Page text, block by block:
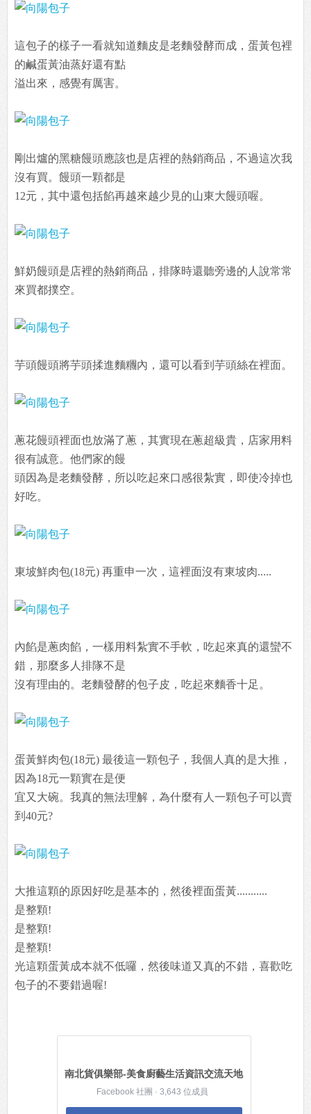
這包子的樣子一看就知道麵皮是老麵發酵而成，蛋黃包裡
的鹹蛋黃油蒸好還有點
溢出來，感覺有厲害。
剛出爐的黑糖饅頭應該也是店裡的熱銷商品，不過這次我
沒有買。饅頭一顆都是
12元，其中還包括餡再越來越少見的山東大饅頭喔。
鮮奶饅頭是店裡的熱銷商品，排隊時還聽旁邊的人說常常
來買都撲空。
芋頭饅頭將芋頭揉進麵糰內，還可以看到芋頭絲在裡面。
蔥花饅頭裡面也放滿了蔥，其實現在蔥超級貴，店家用料
很有誠意。他們家的饅
頭因為是老麵發酵，所以吃起來口感很紮實，即使冷掉也
好吃。
東坡鮮肉包(18元) 再重申一次，這裡面沒有東坡肉.....
內餡是蔥肉餡，一樣用料紮實不手軟，吃起來真的還蠻不
錯，那麼多人排隊不是
沒有理由的。老麵發酵的包子皮，吃起來麵香十足。
蛋黃鮮肉包(18元) 最後這一顆包子，我個人真的是大推，
因為18元一顆實在是便
宜又大碗。我真的無法理解，為什麼有人一顆包子可以賣
到40元?
大推這顆的原因好吃是基本的，然後裡面蛋黃...........
是整顆!
是整顆!
是整顆!
光這顆蛋黃成本就不低囉，然後味道又真的不錯，喜歡吃
包子的不要錯過喔!
南北貨俱樂部-美食廚藝生活資訊交流天地
Facebook 社團 · 3,643 位成員